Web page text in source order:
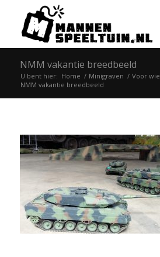
NMM vakantie breedbeeld
U bent hier: Home / Minigraven / Voor wie
NMM vakantie breedbeeld